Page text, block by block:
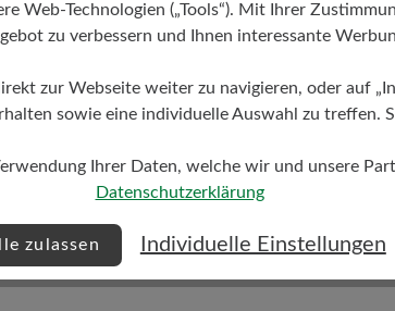
mittel
Web-Technologien („Tools“). Mit Ihrer
zu verbessern und Ihnen interessante
zur Webseite weiter zu navigieren, oder auf
sowie eine individuelle Auswahl zu
Ihrer Daten, welche wir und unsere
Datenschutzerklärung
zulassen Individuelle Einstellungen